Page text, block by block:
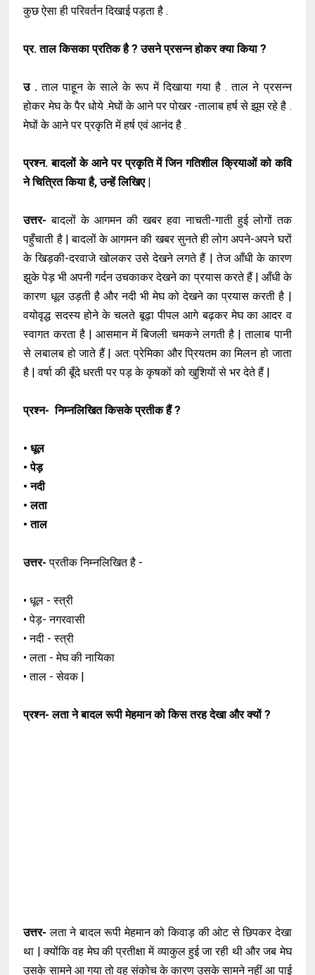
कुछ ऐसा ही परिवर्तन दिखाई पड़ता है .
प्र. ताल किसका प्रतिक है ? उसने प्रसन्न होकर क्या किया ?
उ .ताल पाहून के साले के रूप में दिखाया गया है . ताल ने प्रसन्न
होकर मेघ के पैर धोये .मेघों के आने पर पोखर -तालाब हर्ष से झूम रहे है .
मेघों के आने पर प्रकृति में हर्ष एवं आनंद है .
प्रश्न. बादलों के आने पर प्रकृति में जिन गतिशील क्रियाओं को कवि
ने चित्रित किया है, उन्हें लिखिए |
उत्तर- बादलों के आगमन की खबर हवा नाचती-गाती हुई लोगों तक
पहुँचाती है | बादलों के आगमन की खबर सुनते ही लोग अपने-अपने घरों
के खिड़की-दरवाजे खोलकर उसे देखने लगते हैं | तेज आँधी के कारण
झुके पेड़ भी अपनी गर्दन उचकाकर देखने का प्रयास करते हैं | आँधी के
कारण धूल उड़ती है और नदी भी मेघ को देखने का प्रयास करती है |
वयोवृद्ध सदस्य होने के चलते बूढ़ा पीपल आगे बढ़कर मेघ का आदर व
स्वागत करता है | आसमान में बिजली चमकने लगती है | तालाब पानी
से लबालब हो जाते हैं | अत: प्रेमिका और प्रियतम का मिलन हो जाता
है | वर्षा की बूँदे धरती पर पड़ के कृषकों को खुशियों से भर देते हैं |
प्रश्न- निम्नलिखित किसके प्रतीक हैं ?
• धूल
• पेड़
• नदी
• लता
• ताल
उत्तर- प्रतीक निम्नलिखित है -
• धूल - स्त्री
• पेड़- नगरवासी
• नदी - स्त्री
• लता - मेघ की नायिका
• ताल - सेवक |
प्रश्न- लता ने बादल रूपी मेहमान को किस तरह देखा और क्यों ?
उत्तर-लता ने बादल रूपी मेहमान को किवाड़ की ओट से छिपकर देखा
था | क्योंकि वह मेघ की प्रतीक्षा में व्याकुल हुई जा रही थी और जब मेघ
उसके सामने आ गया तो वह संकोच के कारण उसके सामने नहीं आ पाई